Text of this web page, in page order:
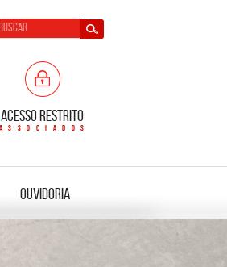
Acesso Restrito
Ouvidoria